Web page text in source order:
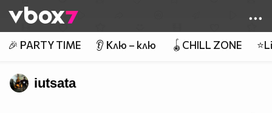
👾
🎉 PARTY TIME 👂 Клю – клю 🪀CHILL ZONE
iutsata